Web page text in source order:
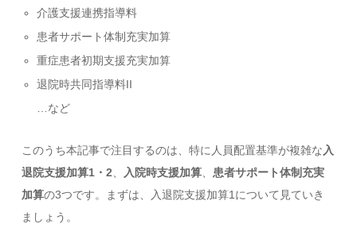
介護支援連携指導料
患者サポート体制充実加算
重症患者初期支援充実加算
退院時共同指導料II
…など
このうち本記事で注目するのは、特に人員配置基準が複雑な入
退院支援加算1・2、 入院時支援加算、患者サポート体制充実
加算の3つです。まずは、入退院支援加算1について見ていき
ましょう。